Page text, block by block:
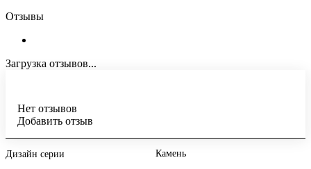
Отзывы
Загрузка отзывов...
Нет отзывов
Добавить отзыв
Дизайн серии Камень